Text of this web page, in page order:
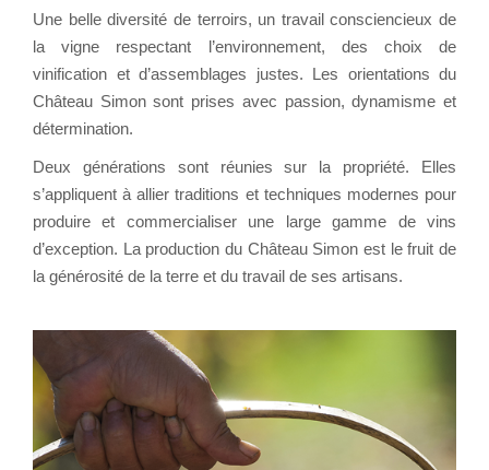
Une belle diversité de terroirs, un travail consciencieux de
la vigne respectant l’environnement, des choix de
vinification et d’assemblages justes. Les orientations du
Château Simon sont prises avec passion, dynamisme et
détermination.
Deux générations sont réunies sur la propriété. Elles
s’appliquent à allier traditions et techniques modernes pour
produire et commercialiser une large gamme de vins
d’exception. La production du Château Simon est le fruit de
la générosité de la terre et du travail de ses artisans.